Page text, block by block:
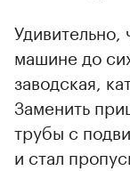
Удивительно,
машине до
заводская,
Заменить
трубы с
и стал